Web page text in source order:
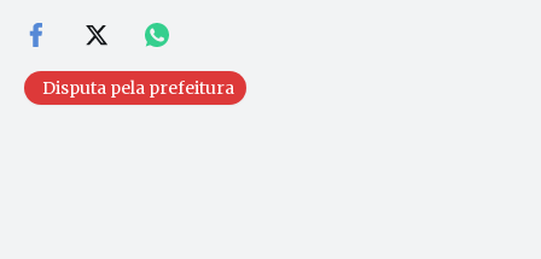
Disputa pela prefeitura